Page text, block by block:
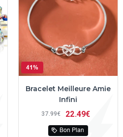
41%
Bracelet Meilleure Amie
Infini
37 99€ 22 49€
Bon Plan